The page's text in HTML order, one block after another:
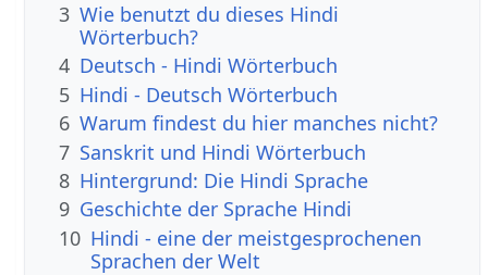
3 Wie benutzt du dieses Hindi
Wörterbuch?
4 Deutsch - Hindi Wörterbuch
5 Hindi - Deutsch Wörterbuch
6 Warum findest du hier manches nicht?
7 Sanskrit und Hindi Wörterbuch
8 Hintergrund: Die Hindi Sprache
9 Geschichte der Sprache Hindi
10 Hindi - eine der meistgesprochenen
Sprachen der Welt